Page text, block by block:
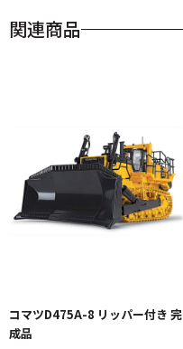
関連商品
コマツD475A-8 リッパー付き 完
成品